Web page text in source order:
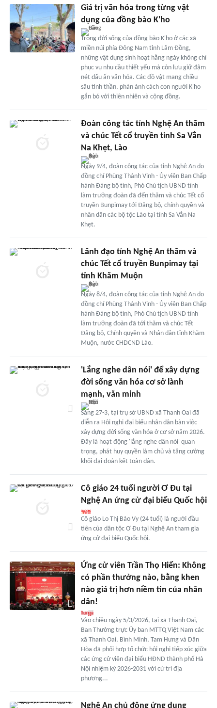
Giá trị văn hóa trong từng vật
dụng của đồng bào K'ho
Trong đời sống của đồng bào K'ho ở các xã
miền núi phía Đông Nam tỉnh Lâm Đồng,
những vật dụng sinh hoạt hằng ngày không chỉ
phục vụ nhu cầu thiết yếu mà còn lưu giữ đậm
nét dấu ấn văn hóa. Các đồ vật mang chiều
sâu tinh thần, phản ánh cách con người K'ho
gắn bó với thiên nhiên và cộng đồng.
Đoàn công tác tỉnh Nghệ An thăm
và chúc Tết cổ truyền tỉnh Sa Vẳn
Na Khẹt, Lào
Ngày 9/4, đoàn công tác của tỉnh Nghệ An do
đồng chí Phùng Thành Vinh - Ủy viên Ban Chấp
hành Đảng bộ tỉnh, Phó Chủ tịch UBND tỉnh
làm trưởng đoàn đã đến thăm và chúc Tết cổ
truyền Bunpimay tới Đảng bộ, chính quyền và
nhân dân các bộ tộc Lào tại tỉnh Sa Vẳn Na
Khẹt.
Lãnh đạo tỉnh Nghệ An thăm và
chúc Tết cổ truyền Bunpimay tại
tỉnh Khăm Muộn
Ngày 8/4, đoàn công tác của tỉnh Nghệ An do
đồng chí Phùng Thành Vinh - Ủy viên Ban Chấp
hành Đảng bộ tỉnh, Phó Chủ tịch UBND tỉnh
làm trưởng đoàn đã tới thăm và chúc Tết
Đảng bộ, Chính quyền và Nhân dân tỉnh Khăm
Muộn, nước CHDCND Lào.
'Lắng nghe dân nói' để xây dựng
đời sống văn hóa cơ sở lành
mạnh, văn minh
Sáng 27-3, tại trụ sở UBND xã Thanh Oai đã
diễn ra Hội nghị đại biểu nhân dân bàn việc
xây dựng đời sống văn hóa ở cơ sở năm 2026.
Đây là hoạt động 'lắng nghe dân nói' quan
trọng, phát huy quyền làm chủ và tăng cường
khối đại đoàn kết toàn dân.
Cô giáo 24 tuổi người Ơ Đu tại
Nghệ An ứng cử đại biểu Quốc hội
Cô giáo Lo Thị Bảo Vy (24 tuổi) là người đầu
tiên của dân tộc Ơ Đu tại Nghệ An tham gia
ứng cử đại biểu Quốc hội.
Ứng cử viên Trần Thọ Hiển: Không
có phần thưởng nào, bằng khen
nào giá trị hơn niềm tin của nhân
dân!
Vào chiều ngày 5/3/2026, tại xã Thanh Oai,
Ban Thường trực Ủy ban MTTQ Việt Nam các
xã Thanh Oai, Bình Minh, Tam Hưng và Dân
Hòa đã phối hợp tổ chức hội nghị tiếp xúc giữa
các ứng cử viên đại biểu HĐND thành phố Hà
Nội nhiệm kỳ 2026-2031 với cử tri địa
phương...
Nghệ An chủ động ứng dụng